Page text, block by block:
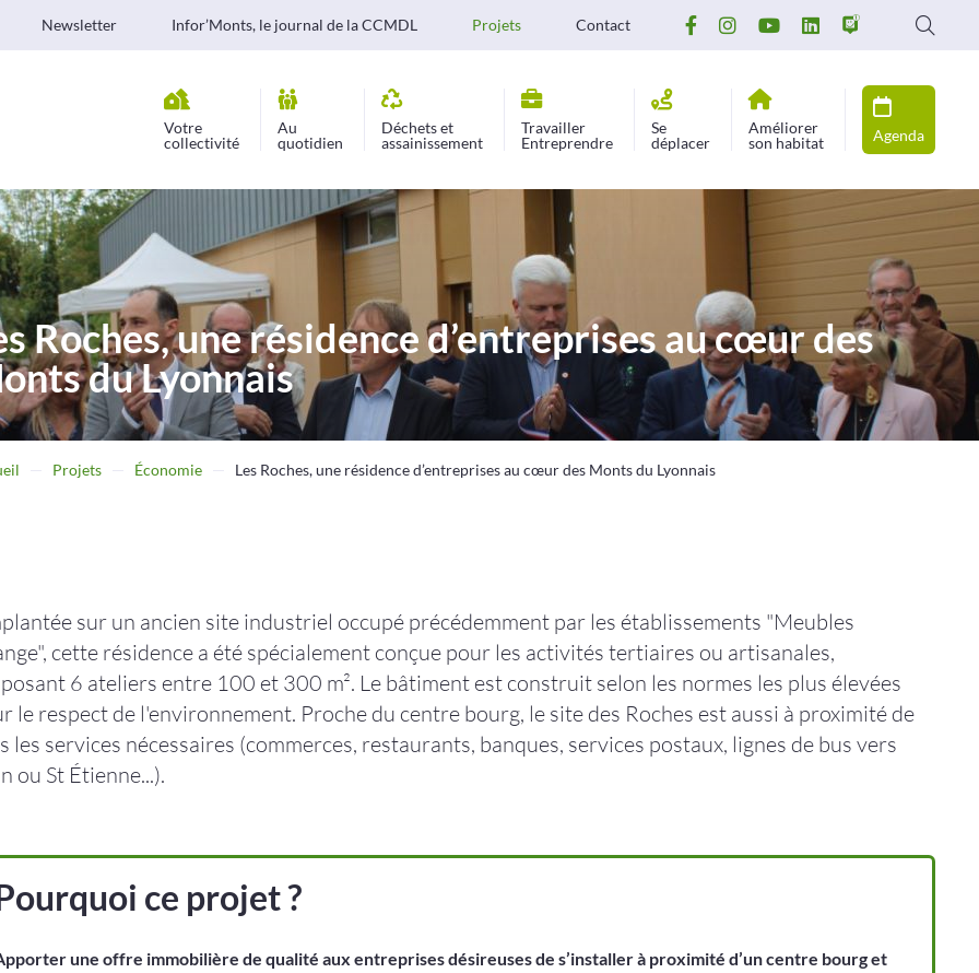
Newsletter Infor’Monts, le journal de la CCMDL Projets Contact
Votre
collectivité
Au
quotidien
Déchets et
assainissement
Travailler
Entreprendre
Se
déplacer
Améliorer
son habitat
Agenda
Roches, une résidence d’entreprises au cœur des
du Lyonnais
Projets Économie Les Roches, une résidence d’entreprises au cœur des Monts du Lyonnais
sur un ancien site industriel occupé précédemment par les établissements "Meubles
cette résidence a été spécialement conçue pour les activités tertiaires ou artisanales,
6 ateliers entre 100 et 300 m². Le bâtiment est construit selon les normes les plus élevées
le respect de l'environnement. Proche du centre bourg, le site des Roches est aussi à proximité de
les services nécessaires (commerces, restaurants, banques, services postaux, lignes de bus vers
ou St Étienne...).
ce projet ?
une offre immobilière de qualité aux entreprises désireuses de s’installer à proximité d’un centre bourg et